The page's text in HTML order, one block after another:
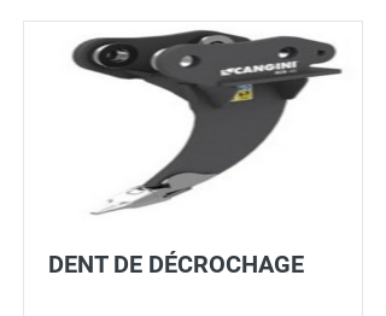
DENT DE DÉCROCHAGE